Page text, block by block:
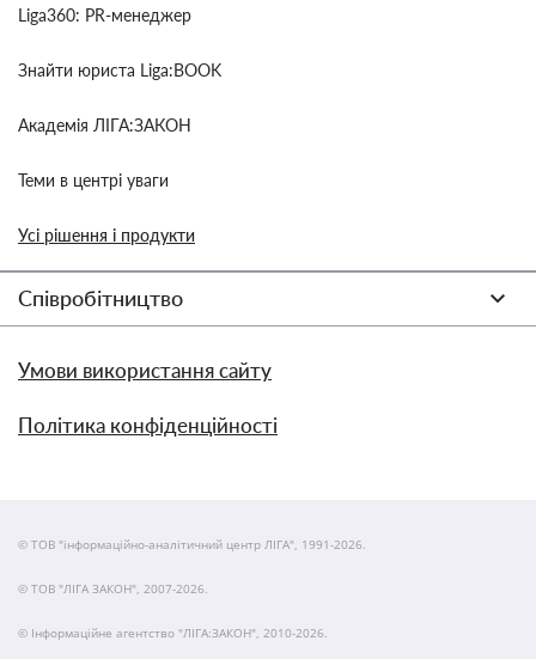
Liga360: PR-менеджер
Знайти юриста Liga:BOOK
Академія ЛІГА:ЗАКОН
Теми в центрі уваги
Усі рішення і продукти
Співробітництво
Умови використання сайту
Політика конфіденційності
© ТОВ "інформаційно-аналітичний центр ЛІГА", 1991-2026.
© ТОВ "ЛІГА ЗАКОН", 2007-2026.
© Інформаційне агентство "ЛІГА:ЗАКОН", 2010-2026.